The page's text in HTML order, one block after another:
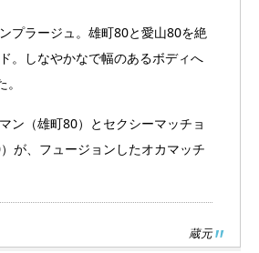
プラージュ。雄町80と愛山80を絶
。しなやかなで幅のあるボディへ
ン（雄町80）とセクシーマッチョ
が、フュージョンしたオカマッチ
蔵元